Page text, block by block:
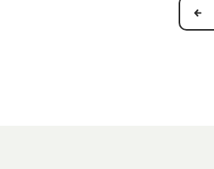
社は、本サイトへの掲載等の方法により、本規